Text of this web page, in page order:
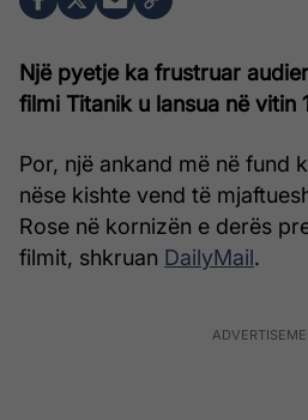
Një pyetje ka frustruar
filmi Titanik u lansua në vitin
Por, një ankand më në fund
nëse kishte vend të
Rose në kornizën e derës
filmit, shkruan DailyMail.